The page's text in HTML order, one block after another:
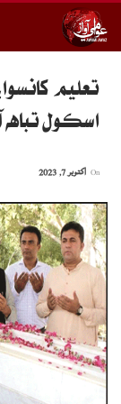
تعليم
اسڪول
اکتوبر 7, 2023